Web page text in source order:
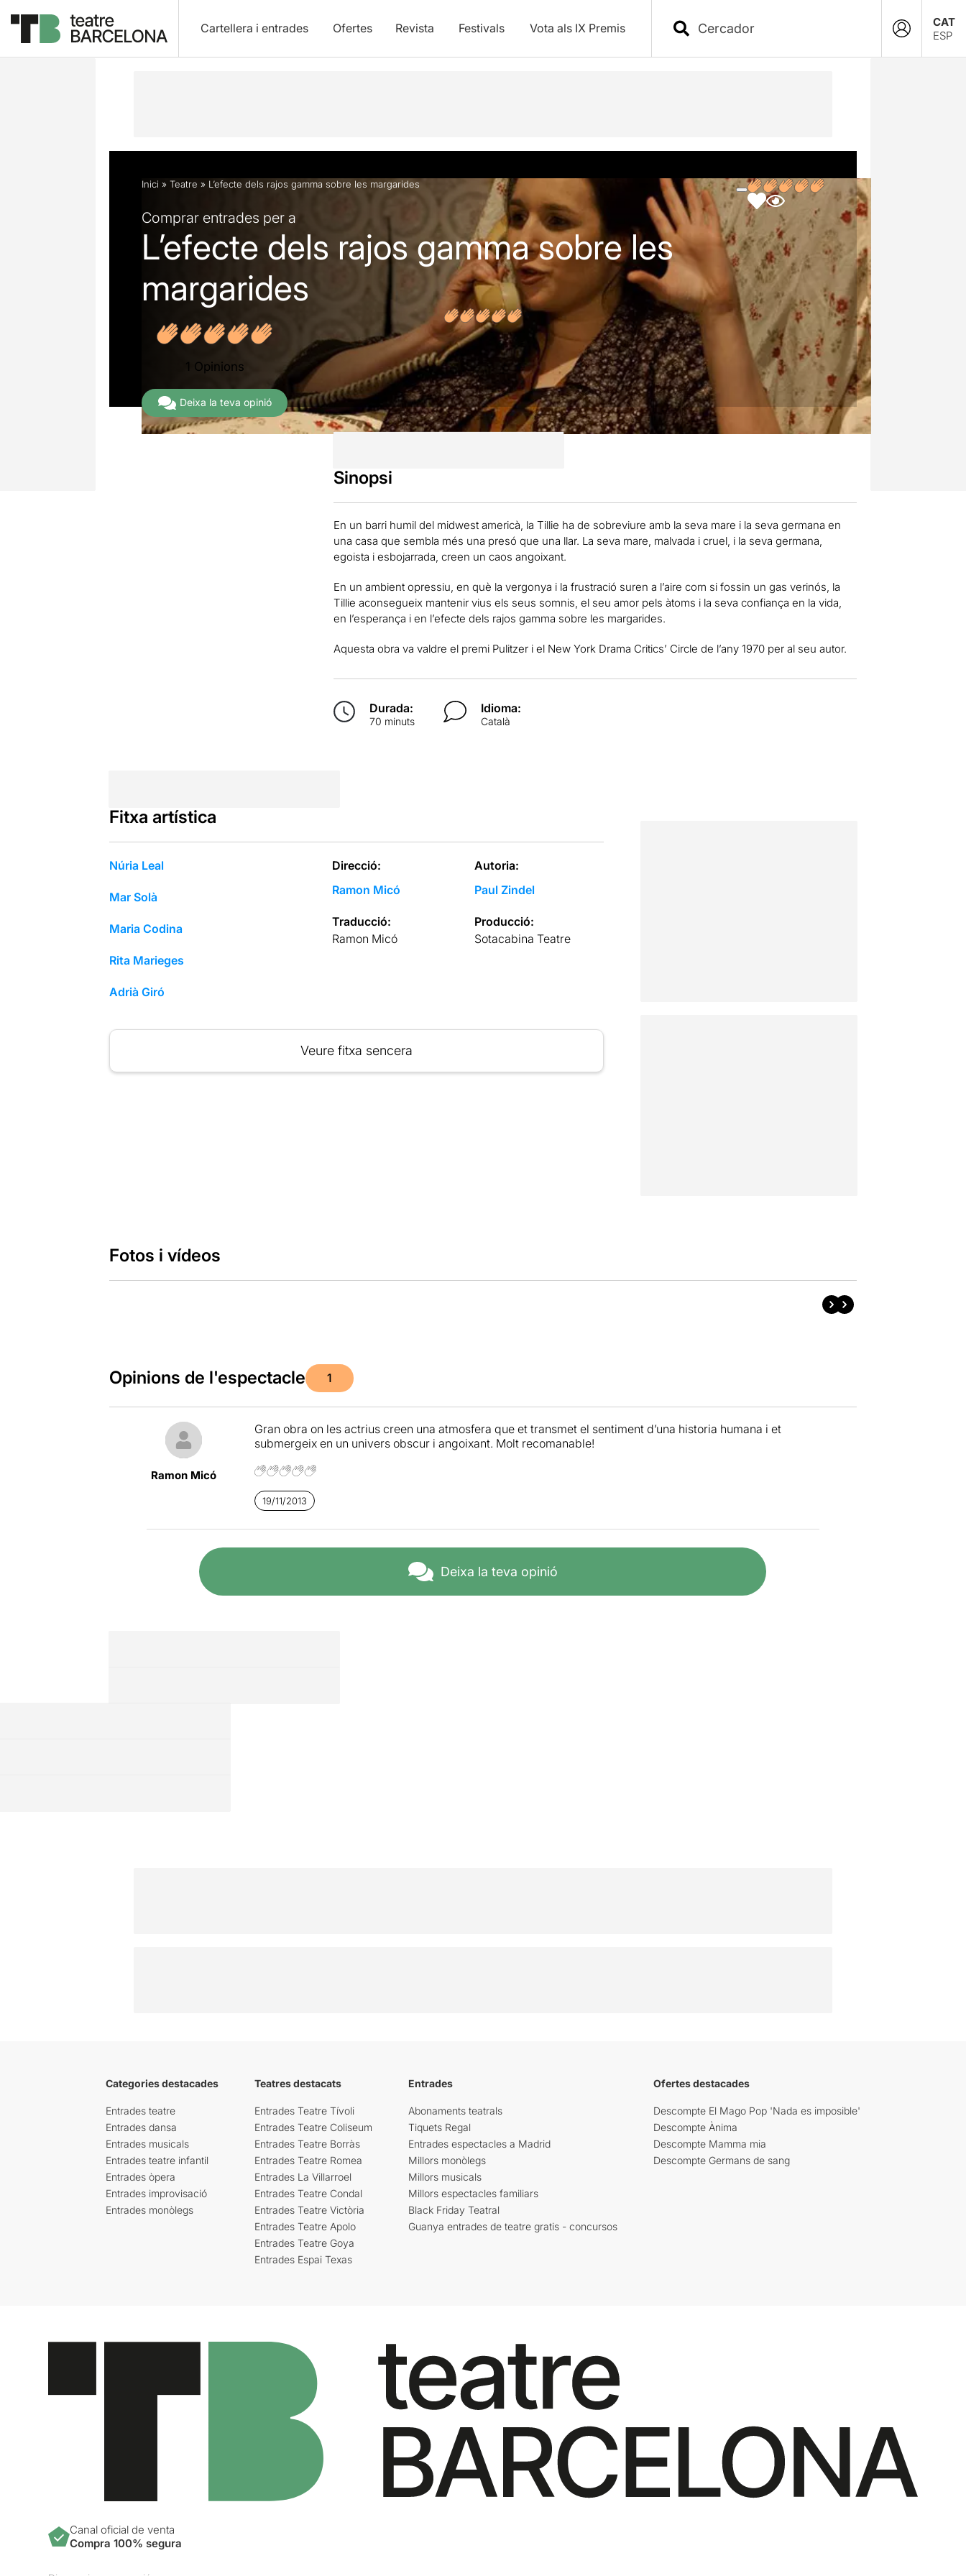
Cartellera i entrades Ofertes Revista Festivals Vota als IX Premis
CAT
ESP
Descripció Fitxa artística Fotos i vídeos Opinions
Inici » Teatre » L’efecte dels rajos gamma sobre les margarides
Comprar entrades per a
L’efecte dels rajos gamma sobre les
margarides
1 Opinions
Deixa la teva opinió
Sinopsi
En un barri humil del midwest americà, la Tillie ha de sobreviure amb la seva mare i la seva germana en
una casa que sembla més una presó que una llar. La seva mare, malvada i cruel, i la seva germana,
egoista i esbojarrada, creen un caos angoixant.
En un ambient opressiu, en què la vergonya i la frustració suren a l’aire com si fossin un gas verinós, la
Tillie aconsegueix mantenir vius els seus somnis, el seu amor pels àtoms i la seva confiança en la vida,
en l’esperança i en l’efecte dels rajos gamma sobre les margarides.
Aquesta obra va valdre el premi Pulitzer i el New York Drama Critics’ Circle de l’any 1970 per al seu autor.
Durada:
70 minuts
Idioma:
Català
Fitxa artística
Núria Leal
Mar Solà
Maria Codina
Rita Marieges
Adrià Giró
Direcció:
Ramon Micó
Autoria:
Paul Zindel
Traducció:
Ramon Micó
Producció:
Sotacabina Teatre
Veure fitxa sencera
Fotos i vídeos
Opinions de l'espectacle 1
Ramon Micó
Gran obra on les actrius creen una atmosfera que et transmet el sentiment d’una historia humana i et
submergeix en un univers obscur i angoixant. Molt recomanable!
19/11/2013
Deixa la teva opinió
Categories destacades
Entrades teatre
Entrades dansa
Entrades musicals
Entrades teatre infantil
Entrades òpera
Entrades improvisació
Entrades monòlegs
Teatres destacats
Entrades Teatre Tívoli
Entrades Teatre Coliseum
Entrades Teatre Borràs
Entrades Teatre Romea
Entrades La Villarroel
Entrades Teatre Condal
Entrades Teatre Victòria
Entrades Teatre Apolo
Entrades Teatre Goya
Entrades Espai Texas
Entrades
Abonaments teatrals
Tiquets Regal
Entrades espectacles a Madrid
Millors monòlegs
Millors musicals
Millors espectacles familiars
Black Friday Teatral
Guanya entrades de teatre gratis - concursos
Ofertes destacades
Descompte El Mago Pop 'Nada es imposible'
Descompte Ànima
Descompte Mamma mia
Descompte Germans de sang
Canal oficial de venta
Compra 100% segura